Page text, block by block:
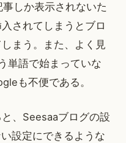
しか表示されないた
されてしまうとブロ
まう。また、よく見
単語で始まっていな
も不便である。
、Seesaaブログの設
設定にできるような